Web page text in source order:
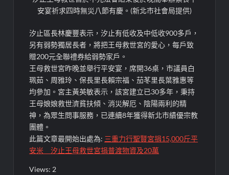
安宴祈求四時無災八節有慶。(新北市社會局提供)
汐止區長林慶豐表示，汐止有低收及中低收900多戶，
另有弱勢獨居長者，將把王母救世宮的愛心，每戶致
贈200元全聯禮券給弱勢家戶。
王母救世宮昨晚並舉行平安宴，席開36桌，市議員白
珮茹、周雅玲、保長里長賴宗福、茄苳里長葉雅惠等
均參加。宮主黃英敏表示，該宮建立已30多年，秉持
王母娘娘救世濟貧扶傾、消災解厄、陰陽兩利的精
神，為眾生問事服務，已連續8年獲得新北市績優宗教
團體。
此篇文章最開始出處為: 三重力行聖賢宮捐15,000斤平
安米 汐止王母救世宮捐普渡物資及20萬
Views: 2